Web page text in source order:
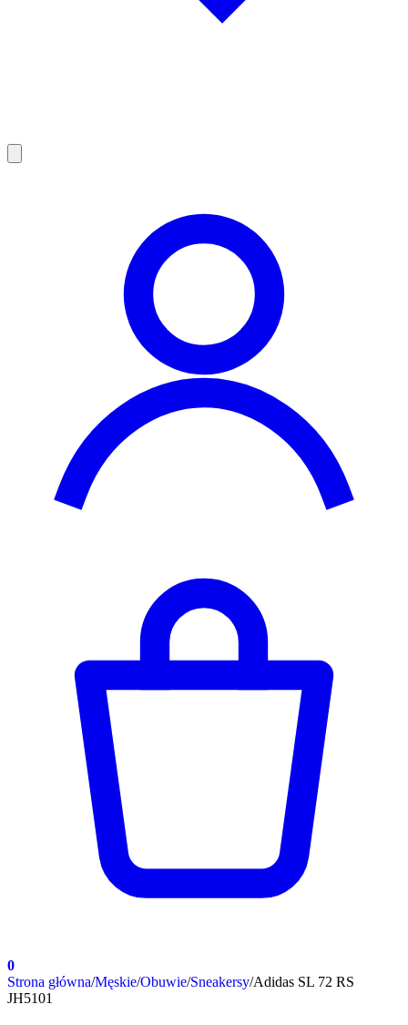
0
Strona główna/Męskie/Obuwie/Sneakersy/Adidas SL 72 RS
JH5101